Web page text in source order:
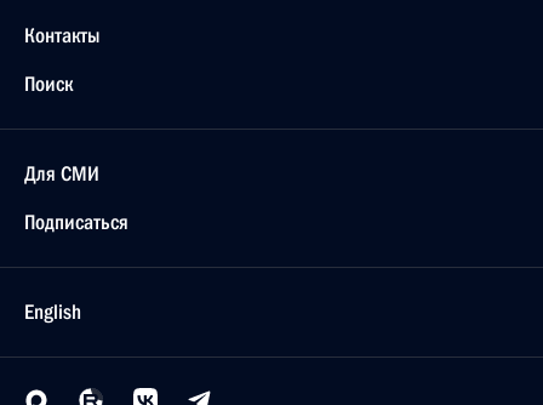
Контакты
Поиск
Для СМИ
Подписаться
English